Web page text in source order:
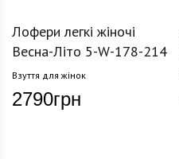
Лофери легкі жіночі
Весна-Літо 5-W-178-214
Взуття для жінок
2790грн